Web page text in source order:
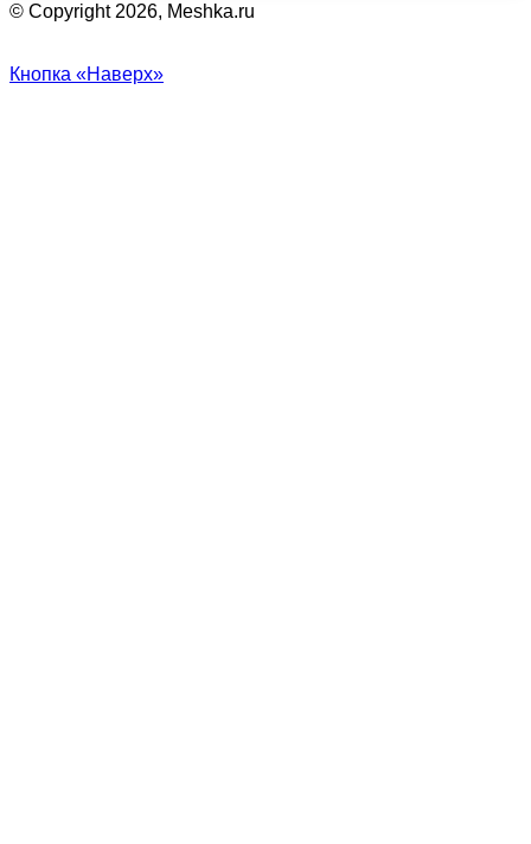
© Copyright 2026, Meshka.ru
Кнопка «Наверх»